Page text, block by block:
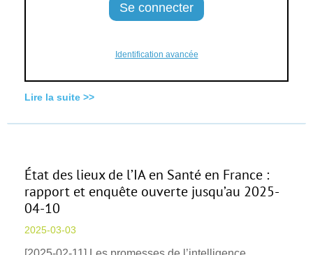
Identification avancée
Lire la suite >>
État des lieux de l’IA en Santé en France :
rapport et enquête ouverte jusqu’au 2025-
04-10
2025-03-03